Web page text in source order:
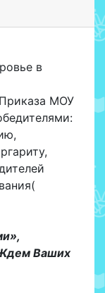
в
МОУ
Ваших